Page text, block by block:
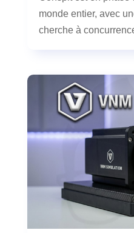
monde entier, avec
cherche à